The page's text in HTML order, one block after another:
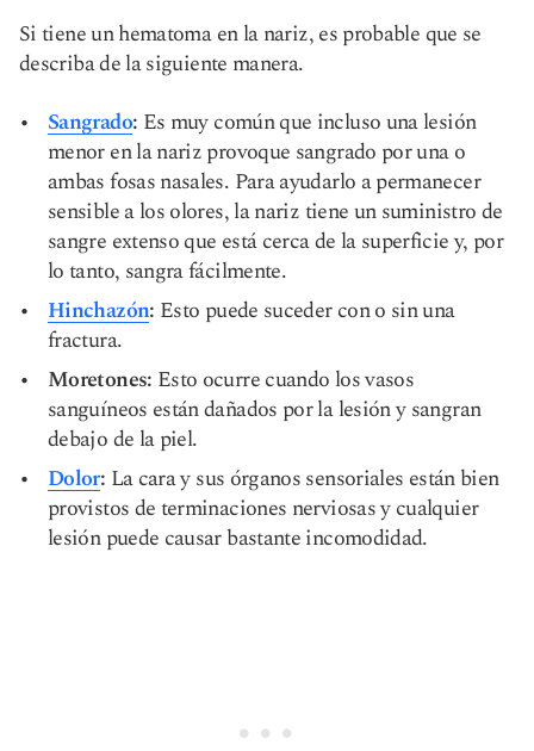
Si tiene un hematoma en la nariz, es probable que se
describa de la siguiente manera.
Sangrado: Es muy común que incluso una lesión
menor en la nariz provoque sangrado por una o
ambas fosas nasales. Para ayudarlo a permanecer
sensible a los olores, la nariz tiene un suministro de
sangre extenso que está cerca de la superficie y, por
lo tanto, sangra fácilmente.
Hinchazón: Esto puede suceder con o sin una
fractura.
Moretones: Esto ocurre cuando los vasos
sanguíneos están dañados por la lesión y sangran
debajo de la piel.
Dolor: La cara y sus órganos sensoriales están bien
provistos de terminaciones nerviosas y cualquier
lesión puede causar bastante incomodidad.